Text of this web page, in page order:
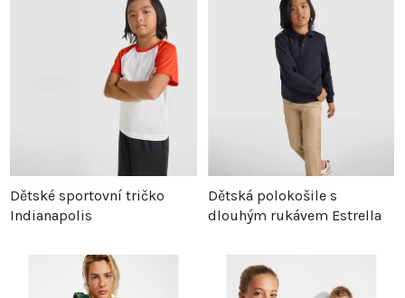
Dětské sportovní tričko
Indianapolis
Dětská polokošile s
dlouhým rukávem Estrella